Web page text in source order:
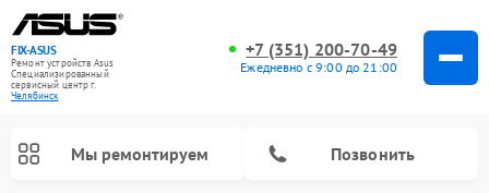
FIX-ASUS
Ремонт устройств Asus
Специализированный
cервисный центр г.
Челябинск
+7 (351) 200-70-49
Ежедневно с 9:00 до 21:00
Мы ремонтируем Позвонить